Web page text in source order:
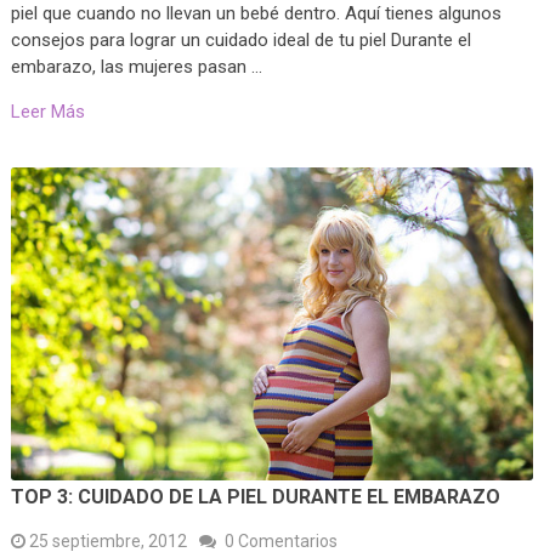
piel que cuando no llevan un bebé dentro. Aquí tienes algunos
consejos para lograr un cuidado ideal de tu piel Durante el
embarazo, las mujeres pasan …
Leer Más
TOP 3: CUIDADO DE LA PIEL DURANTE EL EMBARAZO
25 septiembre, 2012 0 Comentarios